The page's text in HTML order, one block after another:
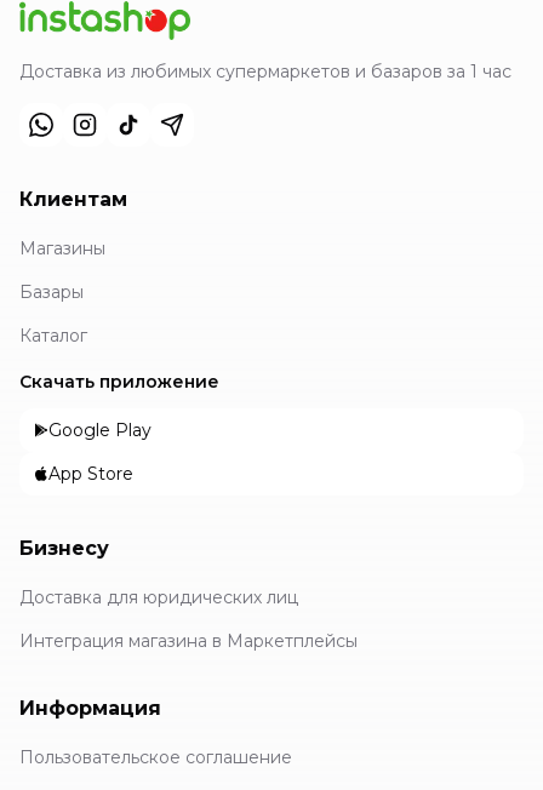
Доставка из любимых супермаркетов и базаров за 1 час
Клиентам
Магазины
Базары
Каталог
Скачать приложение
Google Play
App Store
Бизнесу
Доставка для юридических лиц
Интеграция магазина в Маркетплейсы
Информация
Пользовательское соглашение